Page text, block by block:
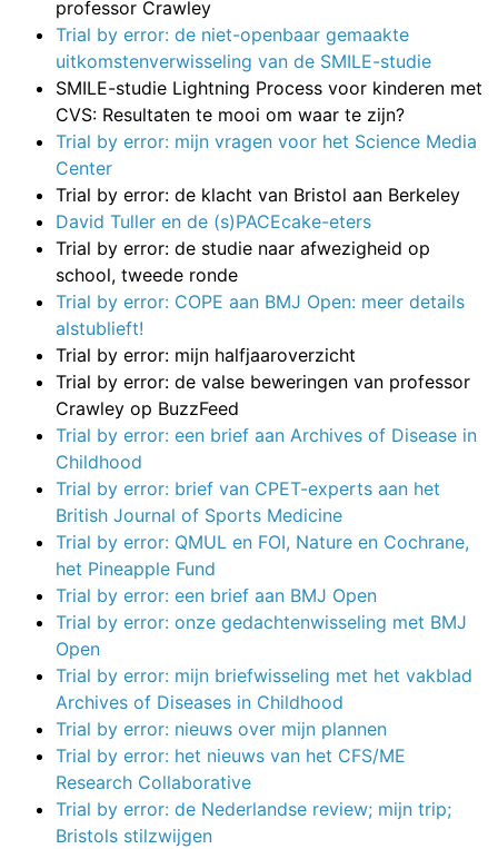
professor Crawley
Trial by error: de niet-openbaar gemaakte
uitkomstenverwisseling van de SMILE-studie
SMILE-studie Lightning Process voor kinderen met
CVS: Resultaten te mooi om waar te zijn?
Trial by error: mijn vragen voor het Science Media
Center
Trial by error: de klacht van Bristol aan Berkeley
David Tuller en de (s)PACEcake-eters
Trial by error: de studie naar afwezigheid op
school, tweede ronde
Trial by error: COPE aan BMJ Open: meer details
alstublieft!
Trial by error: mijn halfjaaroverzicht
Trial by error: de valse beweringen van professor
Crawley op BuzzFeed
Trial by error: een brief aan Archives of Disease in
Childhood
Trial by error: brief van CPET-experts aan het
British Journal of Sports Medicine
Trial by error: QMUL en FOI, Nature en Cochrane,
het Pineapple Fund
Trial by error: een brief aan BMJ Open
Trial by error: onze gedachtenwisseling met BMJ
Open
Trial by error: mijn briefwisseling met het vakblad
Archives of Diseases in Childhood
Trial by error: nieuws over mijn plannen
Trial by error: het nieuws van het CFS/ME
Research Collaborative
Trial by error: de Nederlandse review; mijn trip;
Bristols stilzwijgen